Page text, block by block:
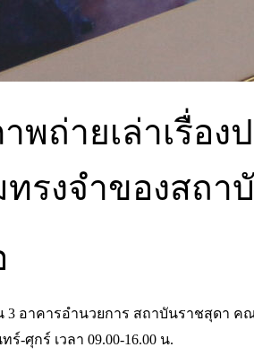
พถ่ายเล่าเรื่อ
รงจำของสถา
3 อาคารอำนวยการ สถาบันราชสุดา
ร์-ศุกร์ เวลา 09.00-16.00 น.